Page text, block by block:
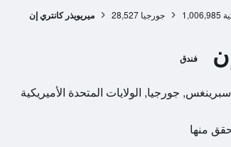
1,006,985 جورجيا 28,527 ميريويذر كانتري إن
فندق